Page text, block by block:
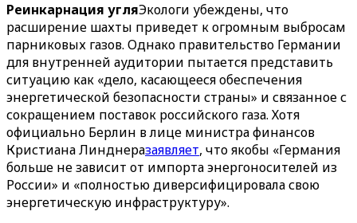
Реинкарнация угляЭкологи убеждены, что
расширение шахты приведет к огромным выбросам
парниковых газов. Однако правительство Германии
для внутренней аудитории пытается представить
ситуацию как «дело, касающееся обеспечения
энергетической безопасности страны» и связанное с
сокращением поставок российского газа. Хотя
официально Берлин в лице министра финансов
Кристиана Линднеразаявляет, что якобы «Германия
больше не зависит от импорта энергоносителей из
России» и «полностью диверсифицировала свою
энергетическую инфраструктуру».